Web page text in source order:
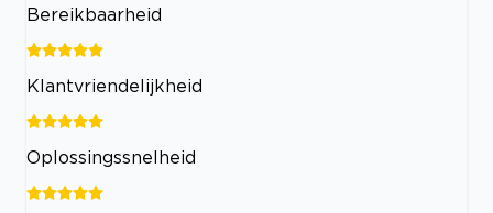
Bereikbaarheid
Klantvriendelijkheid
Oplossingssnelheid